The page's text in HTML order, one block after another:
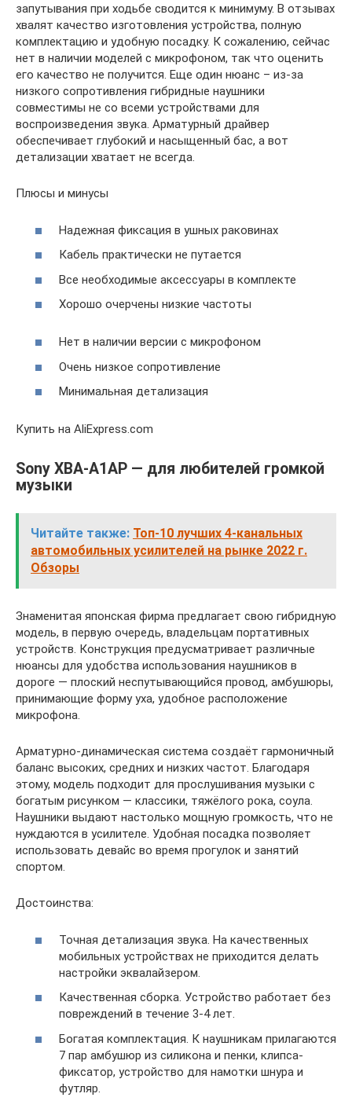
запутывания при ходьбе сводится к минимуму. В отзывах
хвалят качество изготовления устройства, полную
комплектацию и удобную посадку. К сожалению, сейчас
нет в наличии моделей с микрофоном, так что оценить
его качество не получится. Еще один нюанс – из-за
низкого сопротивления гибридные наушники
совместимы не со всеми устройствами для
воспроизведения звука. Арматурный драйвер
обеспечивает глубокий и насыщенный бас, а вот
детализации хватает не всегда.
Плюсы и минусы
Надежная фиксация в ушных раковинах
Кабель практически не путается
Все необходимые аксессуары в комплекте
Хорошо очерчены низкие частоты
Нет в наличии версии с микрофоном
Очень низкое сопротивление
Минимальная детализация
Купить на AliExpress.com
Sony XBA-A1AP — для любителей громкой
музыки
Читайте также: Топ-10 лучших 4-канальных
автомобильных усилителей на рынке 2022 г.
Обзоры
Знаменитая японская фирма предлагает свою гибридную
модель, в первую очередь, владельцам портативных
устройств. Конструкция предусматривает различные
нюансы для удобства использования наушников в
дороге — плоский неспутывающийся провод, амбушюры,
принимающие форму уха, удобное расположение
микрофона.
Арматурно-динамическая система создаёт гармоничный
баланс высоких, средних и низких частот. Благодаря
этому, модель подходит для прослушивания музыки с
богатым рисунком — классики, тяжёлого рока, соула.
Наушники выдают настолько мощную громкость, что не
нуждаются в усилителе. Удобная посадка позволяет
использовать девайс во время прогулок и занятий
спортом.
Достоинства:
Точная детализация звука. На качественных
мобильных устройствах не приходится делать
настройки эквалайзером.
Качественная сборка. Устройство работает без
повреждений в течение 3-4 лет.
Богатая комплектация. К наушникам прилагаются
7 пар амбушюр из силикона и пенки, клипса-
фиксатор, устройство для намотки шнура и
футляр.